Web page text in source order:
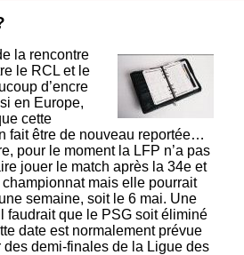
la rencontre
le RCL et le
d’encre
en Europe,
cette
fait être de nouveau reportée…
pour le moment la LFP n’a pas
jouer le match après la 34e et
mais elle pourrait
semaine, soit le 6 mai. Une
faudrait que le PSG soit éliminé
date est normalement prévue
des demi-finales de la Ligue des